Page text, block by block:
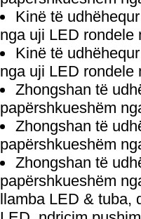
Kinë të
nga uji LED rondele
Kinë të
nga uji LED rondele
Zhongshan të
papërshkueshëm
Zhongshan të
papërshkueshëm
Zhongshan të
papërshkueshëm
llamba LED & tuba,